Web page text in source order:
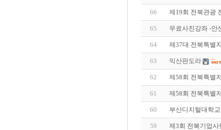
66 제19회 전북관광
65 무료사진강좌 -안
64 제37대 전북특별
63 익산판도라
62 제58회 전북특별
61 제58회 전북특별
60 부산디지털대학
59 제3회 전북기업사